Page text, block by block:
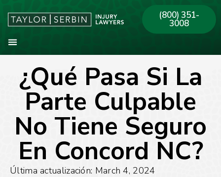
(800) 351-
3008
¿Qué Pasa Si La
Parte Culpable
No Tiene Seguro
En Concord NC?
Última actualización: March 4, 2024